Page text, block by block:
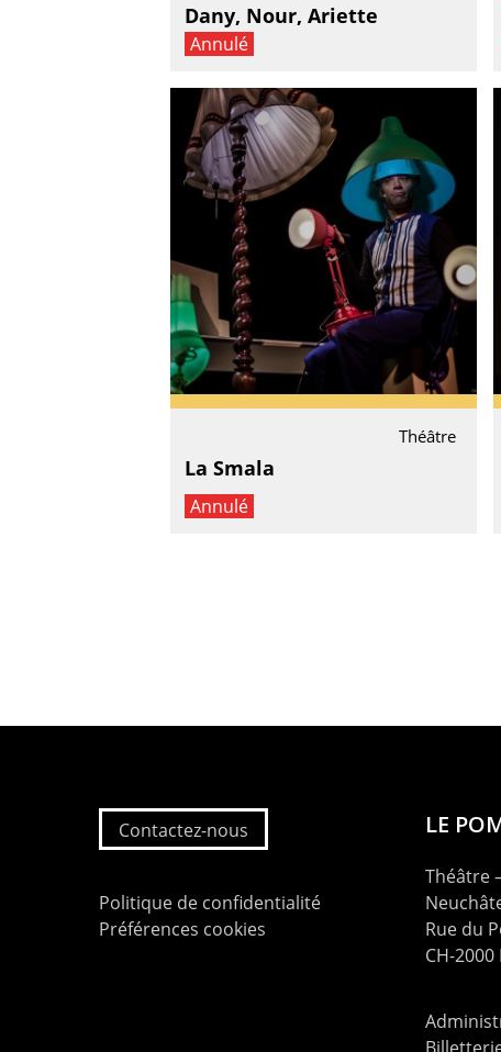
Dany, Nour, Ariette
Annulé
Théâtre
La Smala
Annulé
Contactez-nous
Politique de confidentialité
Préférences cookies
LE
Théâtre
Rue du
CH-